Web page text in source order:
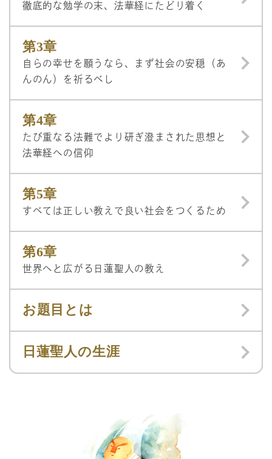
徹底的な勉学の末、法華経にたどり着く
第3章
自らの幸せを願うなら、まず社会の安穏（あ
んのん）を祈るべし
第4章
たび重なる法難でより研ぎ澄まされた思想と
法華経への信仰
第5章
すべては正しい教えで良い社会をつくるため
第6章
世界へと広がる日蓮聖人の教え
お題目とは
日蓮聖人の生涯